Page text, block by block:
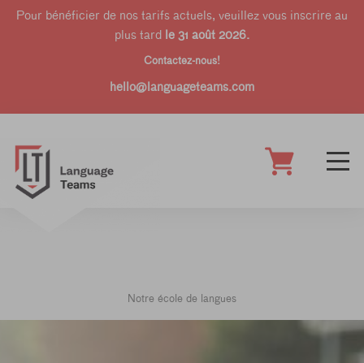
Pour bénéficier de nos tarifs actuels, veuillez vous inscrire au
plus tard le 31 août 2026.
Contactez-nous!
hello@languageteams.com
Notre école de langues